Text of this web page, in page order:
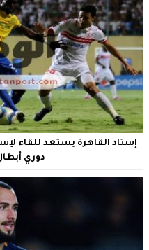
إستاد القاهرة يستعد للقاء
دوري أبطال